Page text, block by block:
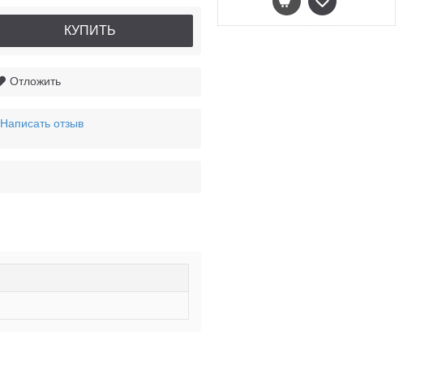
КУПИТЬ
Отложить
Написать отзыв